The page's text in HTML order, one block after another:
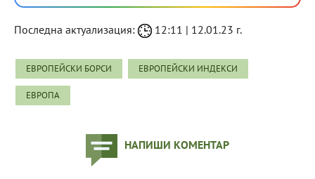
Последна актуализация: 12:11 | 12.01.23 г.
ЕВРОПЕЙСКИ БОРСИ ЕВРОПЕЙСКИ ИНДЕКСИ
ЕВРОПА
НАПИШИ КОМЕНТАР